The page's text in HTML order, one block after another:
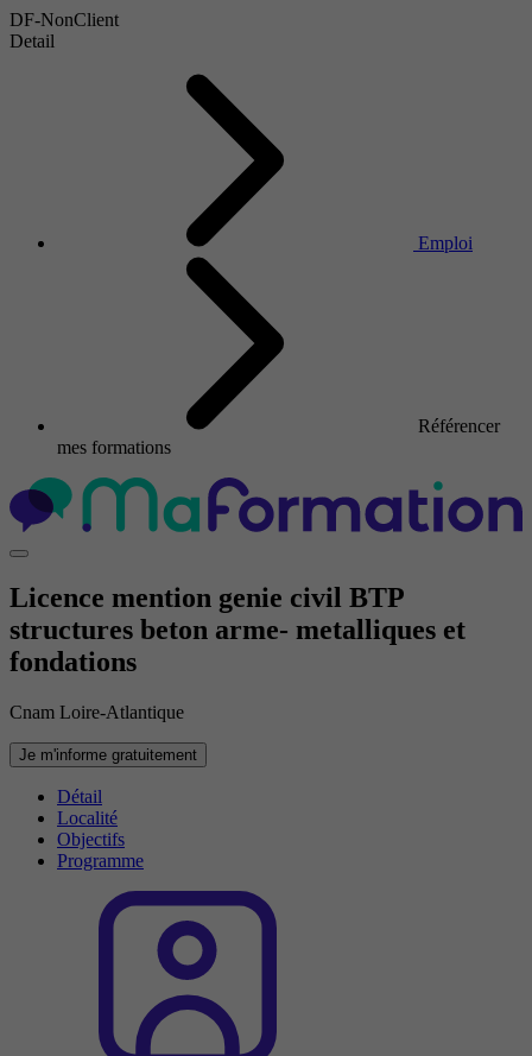
DF-NonClient
Detail
Emploi
Référencer
mes formations
Licence mention genie civil BTP
structures beton arme- metalliques et
fondations
Cnam Loire-Atlantique
Je m'informe gratuitement
Détail
Localité
Objectifs
Programme